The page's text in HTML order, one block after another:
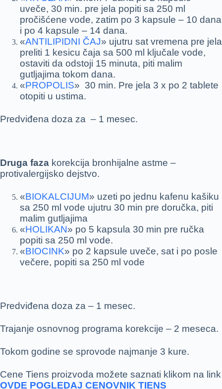
uveče, 30 min. pre jela popiti sa 250 ml
pročišćene vode, zatim po 3 kapsule – 10 dana
i po 4 kapsule – 14 dana.
«ANTILIPIDNI ČAJ» ujutru sat vremena pre jela
preliti 1 kesicu čaja sa 500 ml ključale vode,
ostaviti da odstoji 15 minuta, piti malim
gutljajima tokom dana.
«PROPOLIS» 30 min. Pre jela 3 x po 2 tablete
otopiti u ustima.
Predviđena doza za – 1 mesec.
Druga faza korekcija bronhijalne astme –
protivalergijsko dejstvo.
«BIOKALCIJUM» uzeti po jednu kafenu kašiku
sa 250 ml vode ujutru 30 min pre doručka, piti
malim gutljajima
«HOLIKAN» po 5 kapsula 30 min pre ručka
popiti sa 250 ml vode.
«BIOCINK» po 2 kapsule uveče, sat i po posle
večere, popiti sa 250 ml vode
Predviđena doza za – 1 mesec.
Trajanje osnovnog programa korekcije – 2 meseca.
Tokom godine se sprovode najmanje 3 kure.
Cene Tiens proizvoda možete saznati klikom na link
OVDE POGLEDAJ CENOVNIK TIENS